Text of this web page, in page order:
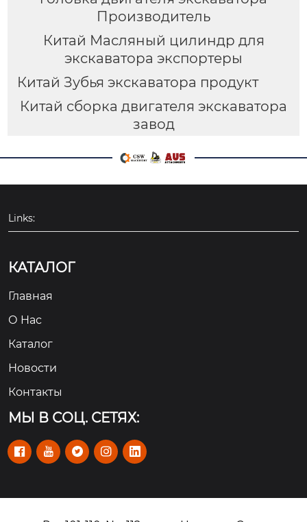
Производитель
Китай Масляный цилиндр для
экскаватора экспортеры
Китай Зубья экскаватора продукт
Китай сборка двигателя экскаватора
завод
Links:
КАТАЛОГ
Главная
О Hас
Каталог
Новости
Контакты
МЫ В СОЦ. СЕТЯХ:
    